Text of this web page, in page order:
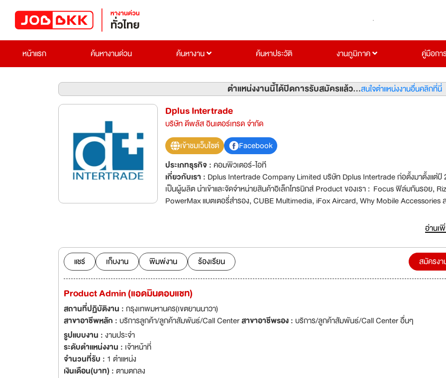
หน้าแรก ค้นหางานด่วน ค้นหางาน ค้นหาประวัติ งานภูมิภาค คู่มือกา
ตำแหน่งงานนี้ได้ปิดการรับสมัครแล้ว...สนใจตำแหน่งงานอื่นคลิกที่นี่
Dplus Intertrade
บริษัท ดีพลัส อินเตอร์เทรด จำกัด
เข้าชมเว็บไซต์
Facebook
ประเภทธุรกิจ :คอมพิวเตอร์-ไอที
เกี่ยวกับเรา : Dplus Intertrade Company Limited บริษัท Dplus Intertrade ก่อตั้งมาตั้งแต่ปี 2003
เป็นผู้ผลิต นำเข้าและจัดจำหน่ายสินค้าอิเล็กโทรนิกส์ Product ของเรา : Focus ฟิล์มกันรอย,
PowerMax แบตเตอรี่สำรอง, CUBE Multimedia, iFox Aircard, Why Mobile Accessories
จำหน่ายมากมาย เช่น 7-11 ทั้วประเทศ, iStudio, SE-ED, Com7, J-Mart, Mobile Shop ต่าง
ร้านค้าปลีกทั่วประเทศ ซึ่งในปัจจุบันเรามีพนักงานทั้งหมดประมาณ 800 ท่าน ทั้งที่ประจำที่ประเทศไ
ประเทศจีน
อ่านเ
แชร์ เก็บงาน พิมพ์งาน ร้องเรียน สมัครง
Product Admin (แอดมินตอบแชท)
สถานที่ปฏิบัติงาน :กรุงเทพมหานคร(เขตยานนาวา)
สาขาอาชีพหลัก :บริการลูกค้า/ลูกค้าสัมพันธ์/Call Centerสาขาอาชีพรอง :บริการ/ลูกค้าสัมพันธ์/Call Center อื่นๆ
รูปแบบงาน :งานประจำ
ระดับตำแหน่งงาน : เจ้าหน้าที่
จำนวนที่รับ : 1 ตำแหน่ง
เงินเดือน(บาท) :ตามตกลง